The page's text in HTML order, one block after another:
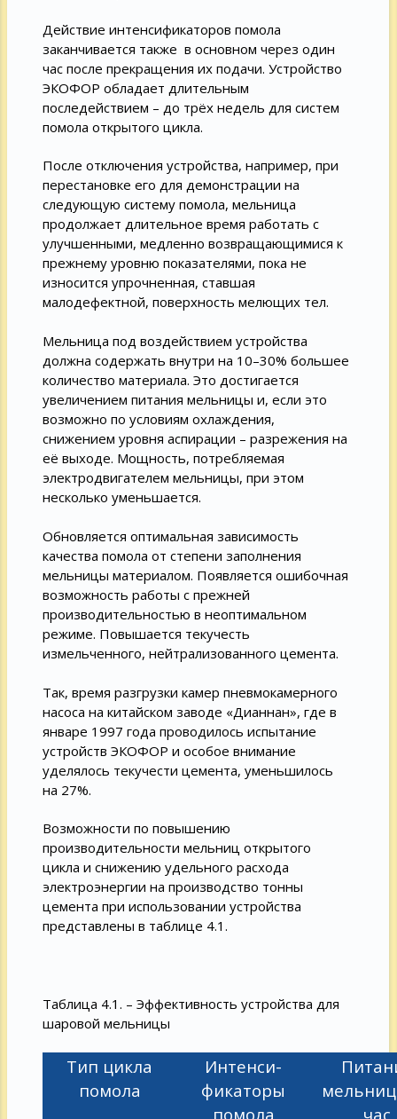
Действие интенсификаторов помола
заканчивается также в основном через один
час после прекращения их подачи. Устройство
ЭКОФОР обладает длительным
последействием – до трёх недель для систем
помола открытого цикла.
После отключения устройства, например, при
перестановке его для демонстрации на
следующую систему помола, мельница
продолжает длительное время работать с
улучшенными, медленно возвращающимися к
прежнему уровню показателями, пока не
износится упрочненная, ставшая
малодефектной, поверхность мелющих тел.
Мельница под воздействием устройства
должна содержать внутри на 10–30% большее
количество материала. Это достигается
увеличением питания мельницы и, если это
возможно по условиям охлаждения,
снижением уровня аспирации – разрежения на
её выходе. Мощность, потребляемая
электродвигателем мельницы, при этом
несколько уменьшается.
Обновляется оптимальная зависимость
качества помола от степени заполнения
мельницы материалом. Появляется ошибочная
возможность работы с прежней
производительностью в неоптимальном
режиме. Повышается текучесть
измельченного, нейтрализованного цемента.
Так, время разгрузки камер пневмокамерного
насоса на китайском заводе «Дианнан», где в
январе 1997 года проводилось испытание
устройств ЭКОФОР и особое внимание
уделялось текучести цемента, уменьшилось
на 27%.
Возможности по повышению
производительности мельниц открытого
цикла и снижению удельного расхода
электроэнергии на производство тонны
цемента при использовании устройства
представлены в таблице 4.1.
Таблица 4.1. – Эффективность устройства для
шаровой мельницы
Тип цикла
помола
Интенси-
фикаторы
помола
час